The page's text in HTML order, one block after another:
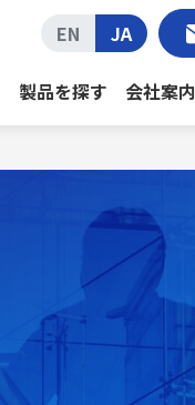
製品を探す 会社案内
EN JA